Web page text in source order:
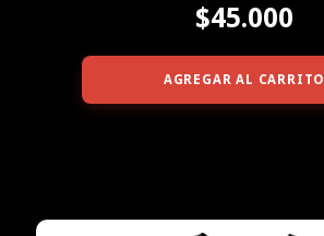
$45.000
AGREGAR AL CARRITO